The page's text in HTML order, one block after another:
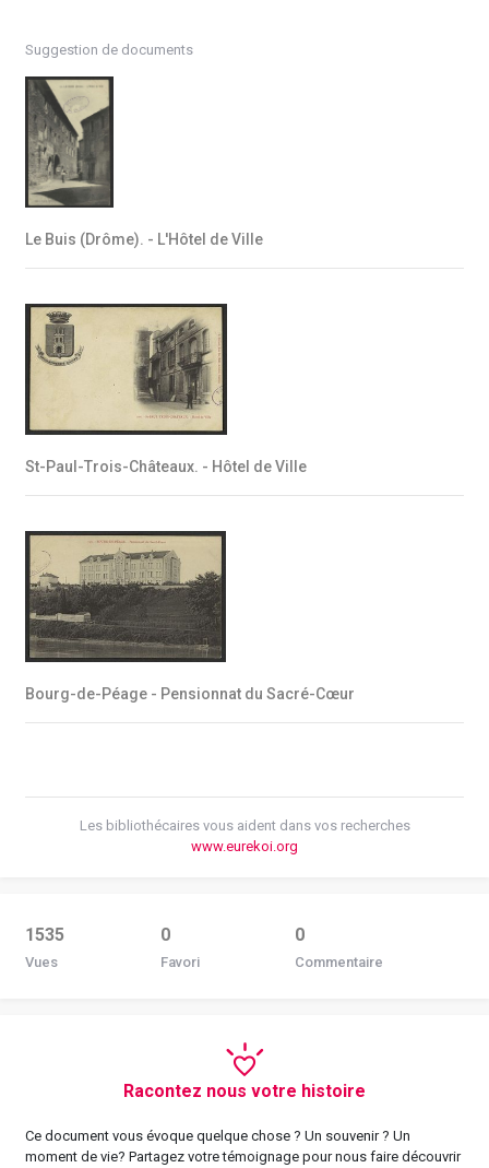
Suggestion de documents
Le Buis (Drôme). - L'Hôtel de Ville
St-Paul-Trois-Châteaux. - Hôtel de Ville
Bourg-de-Péage - Pensionnat du Sacré-Cœur
Les bibliothécaires vous aident dans vos recherches
www.eurekoi.org
1535
Vues
0
Favori
0
Commentaire
Racontez nous votre histoire
Ce document vous évoque quelque chose ? Un souvenir ? Un
moment de vie? Partagez votre témoignage pour nous faire découvrir